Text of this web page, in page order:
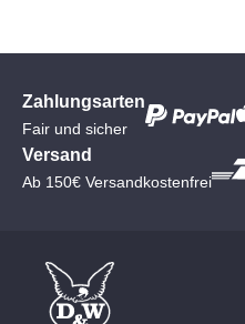
Zahlungsarten
Fair und sicher
Versand
Ab 150€ Versandkostenfrei